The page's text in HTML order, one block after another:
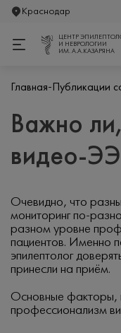
Краснодар
ЦЕНТР
И НЕВРОЛОГИИ
ИМ. А.А.КАЗАРЯНА
Главная- Публикации
Важно
видео-
Очевидно, что
мониторинг по-
разном уровне
пациентов. Именно
эпилептолог
принесли на приём.
Основные факторы,
профессионализм